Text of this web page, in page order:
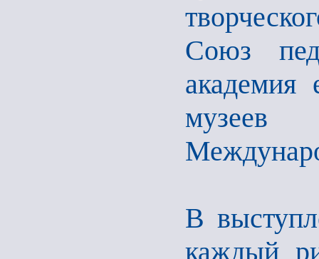
Союз
академия
музеев
В
каждый